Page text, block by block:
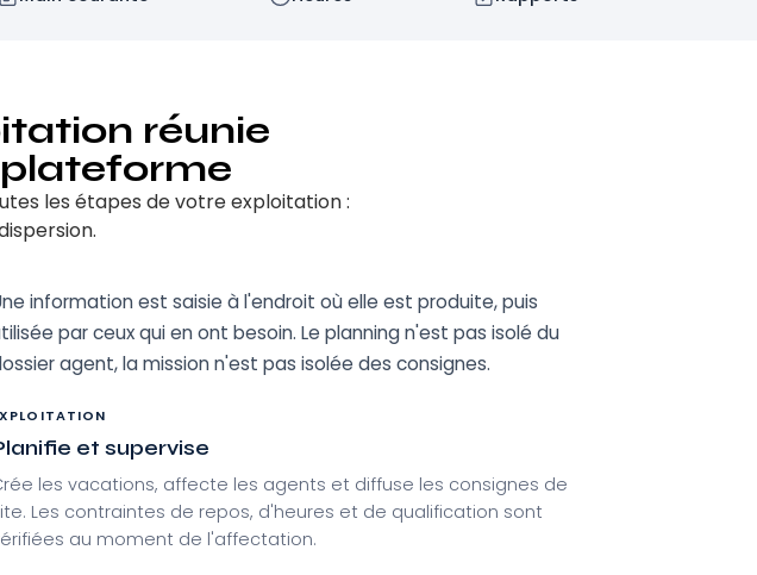
réunie
les étapes de votre exploitation :
information est saisie à l'endroit où elle est produite, puis
par ceux qui en ont besoin. Le planning n'est pas isolé du
agent, la mission n'est pas isolée des consignes.
et supervise
les vacations, affecte les agents et diffuse les consignes de
Les contraintes de repos, d'heures et de qualification sont
au moment de l'affectation.